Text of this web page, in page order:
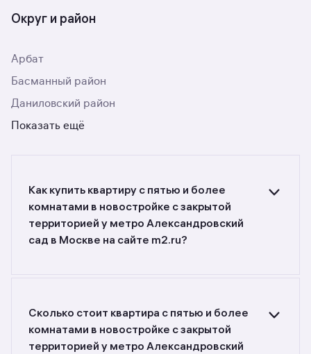
Округ и район
Арбат
Басманный район
Даниловский район
Показать ещё
Как купить квартиру с пятью и более
комнатами в новостройке c закрытой
территорией у метро Александровский
сад в Москве на сайте m2.ru?
в Москве? Воспользуйтесь фильтрами или
поиском в разделе.
Сколько стоит квартира с пятью и более
комнатами в новостройке c закрытой
территорией у метро Александровский